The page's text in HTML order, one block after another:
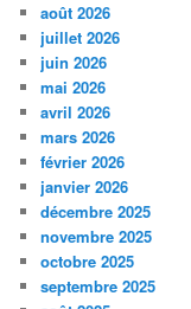
août 2026
juillet 2026
juin 2026
mai 2026
avril 2026
mars 2026
février 2026
janvier 2026
décembre 2025
novembre 2025
octobre 2025
septembre 2025